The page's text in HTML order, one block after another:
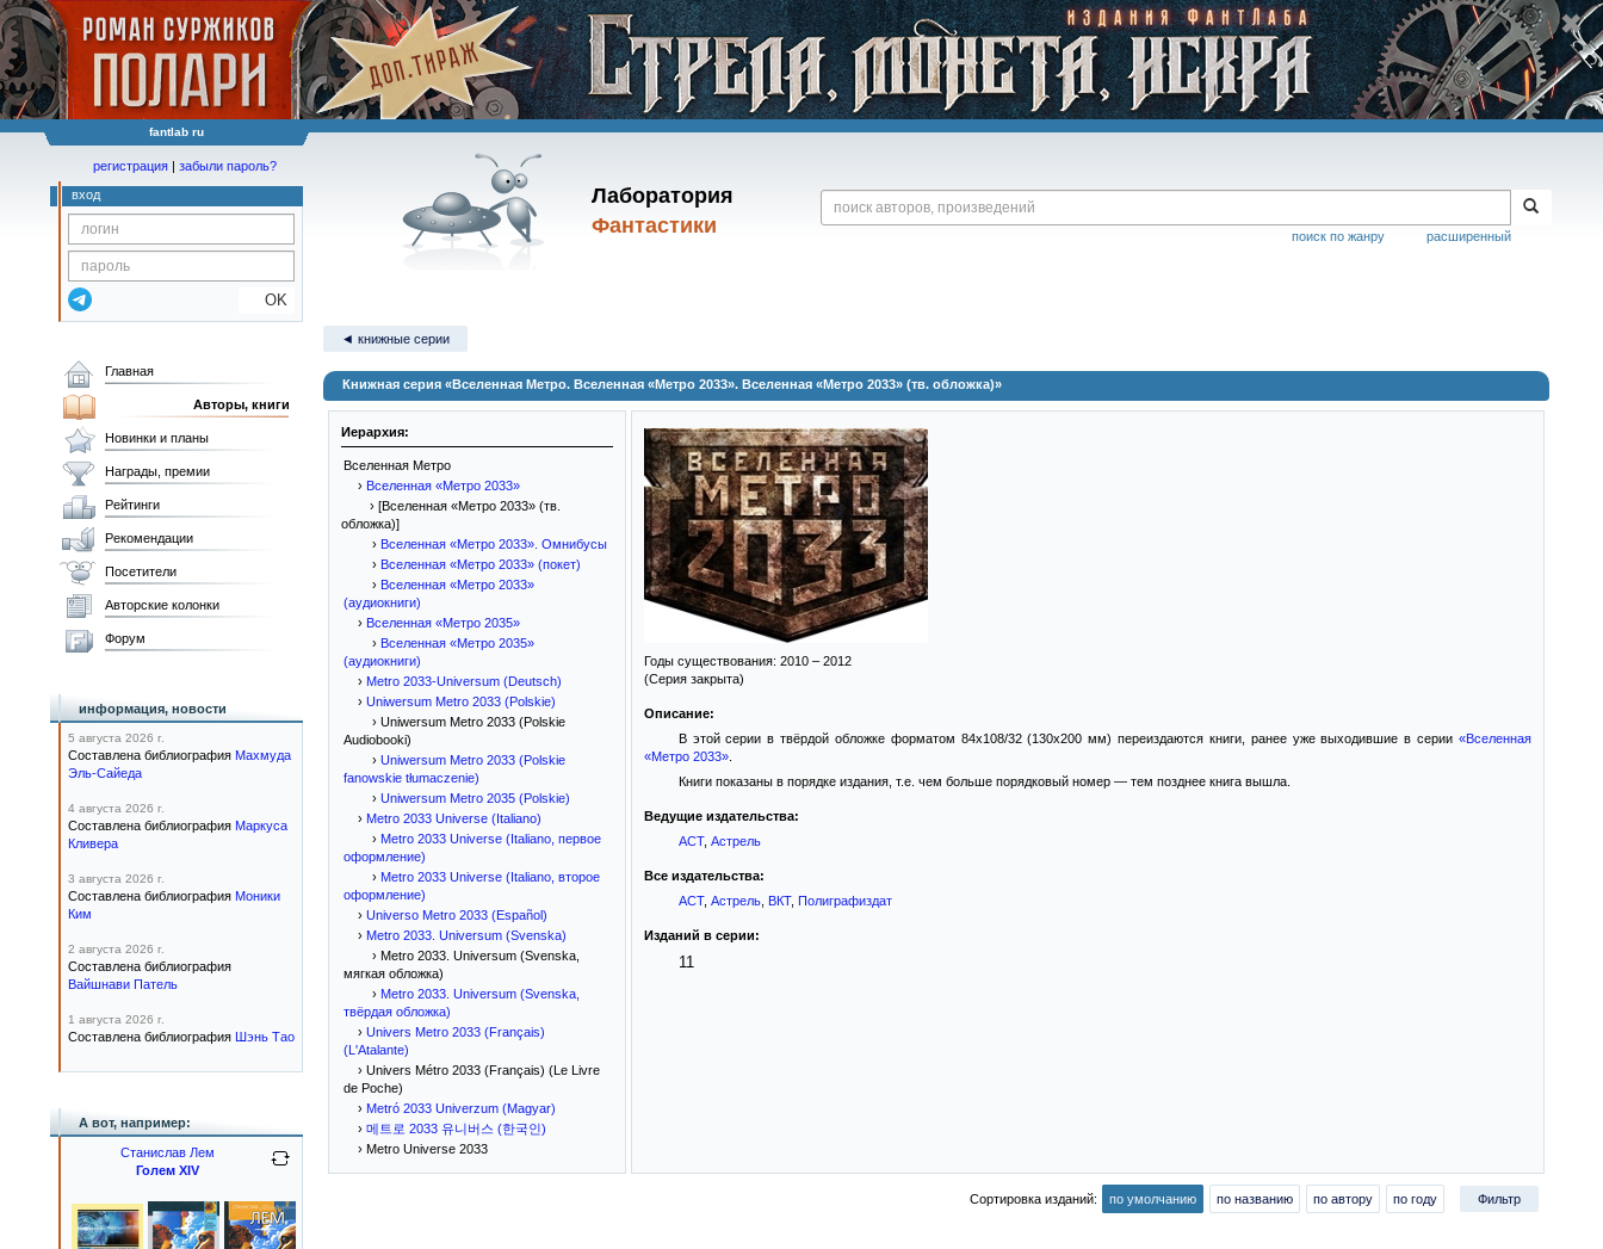
fantlab ru
Лаборатория
Фантастики
расширенный
поиск по жанру
регистрация | забыли пароль?
вход
OK
◄ книжные серии
Книжная серия «Вселенная Метро. Вселенная «Метро 2033». Вселенная «Метро 2033» (тв. обложка)»
Иерархия:
Вселенная Метро
› Вселенная «Метро 2033»
› [Вселенная «Метро 2033» (тв.
обложка)]
› Вселенная «Метро 2033». Омнибусы
› Вселенная «Метро 2033» (покет)
› Вселенная «Метро 2033»
(аудиокниги)
› Вселенная «Метро 2035»
› Вселенная «Метро 2035»
(аудиокниги)
› Metro 2033-Universum (Deutsch)
› Uniwersum Metro 2033 (Polskie)
› Uniwersum Metro 2033 (Polskie
Audiobooki)
› Uniwersum Metro 2033 (Polskie
fanowskie tłumaczenie)
› Uniwersum Metro 2035 (Polskie)
› Metro 2033 Universe (Italiano)
› Metro 2033 Universe (Italiano, первое
оформление)
› Metro 2033 Universe (Italiano, второе
оформление)
› Universo Metro 2033 (Español)
› Metro 2033. Universum (Svenska)
› Metro 2033. Universum (Svenska,
мягкая обложка)
› Metro 2033. Universum (Svenska,
твёрдая обложка)
› Univers Metro 2033 (Français)
(L'Atalante)
› Univers Métro 2033 (Français) (Le Livre
de Poche)
› Metró 2033 Univerzum (Magyar)
› 메트로 2033 유니버스 (한국인)
› Metro Universe 2033
Годы существования: 2010 – 2012
(Серия закрыта)
Описание:
В этой серии в твёрдой обложке форматом 84x108/32 (130x200 мм) переиздаются книги, ранее уже выходившие в серии «Вселенная
«Метро 2033»
Книги показаны в порядке издания, т.е. чем больше порядковый номер — тем позднее книга вышла.
Ведущие издательства:
АСТ, Астрель
Все издательства:
АСТ, Астрель, ВКТ, Полиграфиздат
Изданий в серии:
11
Сортировка изданий: по умолчанию по названию по автору по году Фильтр
Главная
Авторы, книги
Новинки и планы
Награды, премии
Рейтинги
Рекомендации
Посетители
Авторские колонки
Форум
информация, новости
5 августа 2026 г.
Составлена библиография Махмуда
Эль-Сайеда
4 августа 2026 г.
Составлена библиография Маркуса
Кливера
3 августа 2026 г.
Составлена библиография Моники
Ким
2 августа 2026 г.
Составлена библиография
Вайшнави Патель
1 августа 2026 г.
Составлена библиография Шэнь Тао
А вот, например:
Станислав Лем
Голем XIV